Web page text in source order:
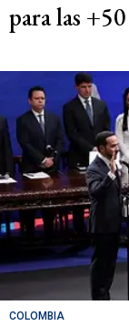
para las +50
COLOMBIA